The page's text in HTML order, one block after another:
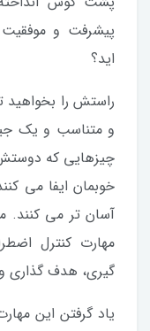
پیشرفت و موفقیت
اید؟
راستش را
و متناسب و یک
چیزهایی که
خوبمان ایفا می
آسان تر می کنند.
مهارت کنترل
گیری، هدف گذاری
یاد گرفتن این